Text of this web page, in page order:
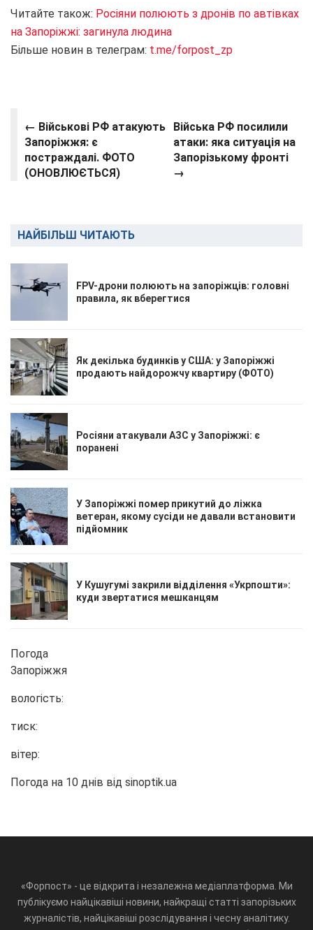
Читайте також: Росіяни полюють з дронів по автівках
на Запоріжжі: загинула людина
Більше новин в телеграм: t.me/forpost_zp
← Військові РФ атакують
Запоріжжя: є
постраждалі. ФОТО
(ОНОВЛЮЄТЬСЯ)
Війська РФ посилили
атаки: яка ситуація на
Запорізькому фронті
→
НАЙБІЛЬШ ЧИТАЮТЬ
FPV-дрони полюють на запоріжців: головні
правила, як вберегтися
Як декілька будинків у США: у Запоріжжі
продають найдорожчу квартиру (ФОТО)
Росіяни атакували АЗС у Запоріжжі: є
поранені
У Запоріжжі помер прикутий до ліжка
ветеран, якому сусіди не давали встановити
підйомник
У Кушугумі закрили відділення «Укрпошти»:
куди звертатися мешканцям
Погода
Запоріжжя
вологість:
тиск:
вітер:
Погода на 10 днів від sinoptik.ua
«Форпост» - це відкрита і незалежна медіаплатформа. Ми
публікуємо найцікавіші новини, найкращі статті запорізьких
журналістів, найцікавіші розслідування і чесну аналітику.